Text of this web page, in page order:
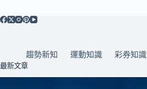
趨勢新知 運動知識 彩券知識
最新文章